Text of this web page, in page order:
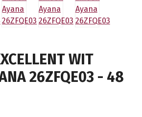
WIT
26ZFQE03 - 48